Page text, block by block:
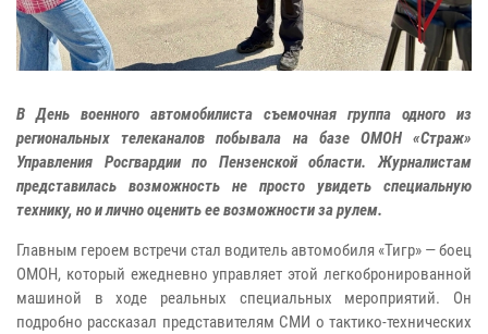
В День военного автомобилиста съемочная группа одного из
региональных телеканалов побывала на базе ОМОН «Страж»
Управления Росгвардии по Пензенской области. Журналистам
представилась возможность не просто увидеть специальную
технику, но и лично оценить ее возможности за рулем.
Главным героем встречи стал водитель автомобиля «Тигр» — боец
ОМОН, который ежедневно управляет этой легкобронированной
машиной в ходе реальных специальных мероприятий. Он
подробно рассказал представителям СМИ о тактико-технических